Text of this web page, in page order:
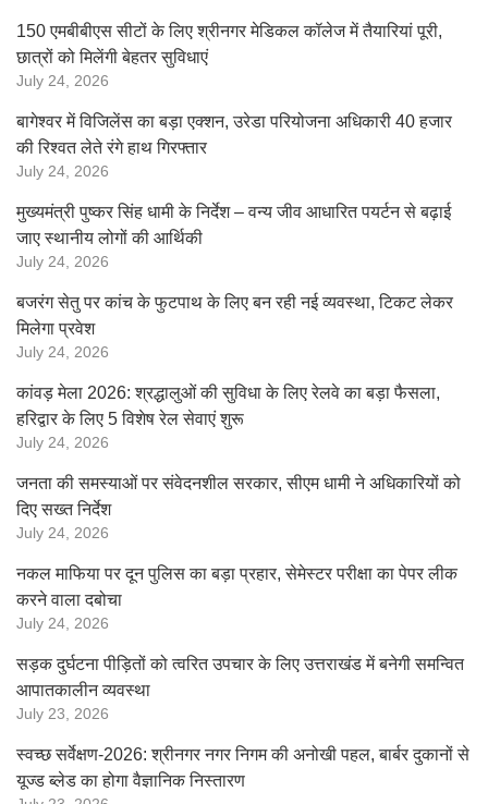
150 एमबीबीएस सीटों के लिए श्रीनगर मेडिकल कॉलेज में तैयारियां पूरी,
छात्रों को मिलेंगी बेहतर सुविधाएं
July 24, 2026
बागेश्वर में विजिलेंस का बड़ा एक्शन, उरेडा परियोजना अधिकारी 40 हजार
की रिश्वत लेते रंगे हाथ गिरफ्तार
July 24, 2026
मुख्यमंत्री पुष्कर सिंह धामी के निर्देश – वन्य जीव आधारित पयर्टन से बढ़ाई
जाए स्थानीय लोगों की आर्थिकी
July 24, 2026
बजरंग सेतु पर कांच के फुटपाथ के लिए बन रही नई व्यवस्था, टिकट लेकर
मिलेगा प्रवेश
July 24, 2026
कांवड़ मेला 2026: श्रद्धालुओं की सुविधा के लिए रेलवे का बड़ा फैसला,
हरिद्वार के लिए 5 विशेष रेल सेवाएं शुरू
July 24, 2026
जनता की समस्याओं पर संवेदनशील सरकार, सीएम धामी ने अधिकारियों को
दिए सख्त निर्देश
July 24, 2026
नकल माफिया पर दून पुलिस का बड़ा प्रहार, सेमेस्टर परीक्षा का पेपर लीक
करने वाला दबोचा
July 24, 2026
सड़क दुर्घटना पीड़ितों को त्वरित उपचार के लिए उत्तराखंड में बनेगी समन्वित
आपातकालीन व्यवस्था
July 23, 2026
स्वच्छ सर्वेक्षण-2026: श्रीनगर नगर निगम की अनोखी पहल, बार्बर दुकानों से
यूज्ड ब्लेड का होगा वैज्ञानिक निस्तारण